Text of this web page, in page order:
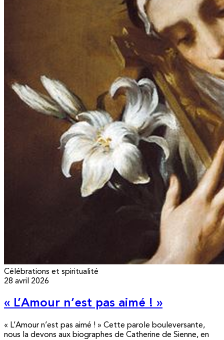
Célébrations et spiritualité
28 avril 2026
« L’Amour n’est pas aimé ! »
« L’Amour n’est pas aimé ! » Cette parole bouleversante,
nous la devons aux biographes de Catherine de Sienne, en